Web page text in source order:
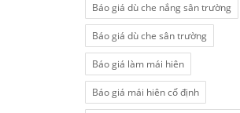
Báo giá dù che nắng sân trường
Báo giá dù che sân trường
Báo giá làm mái hiên
Báo giá mái hiên cố định